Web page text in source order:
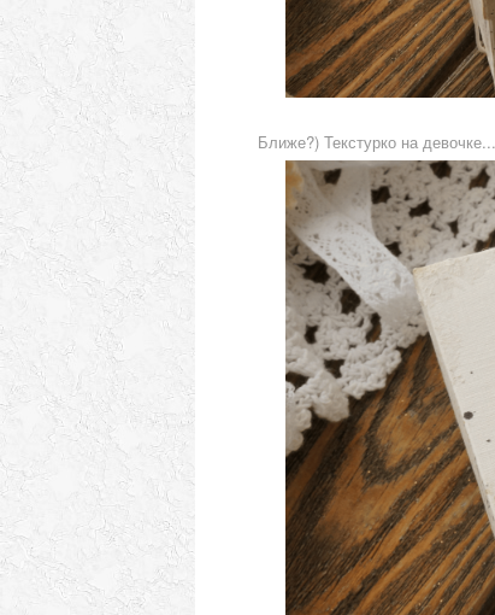
Ближе?) Текстурко на девочке...